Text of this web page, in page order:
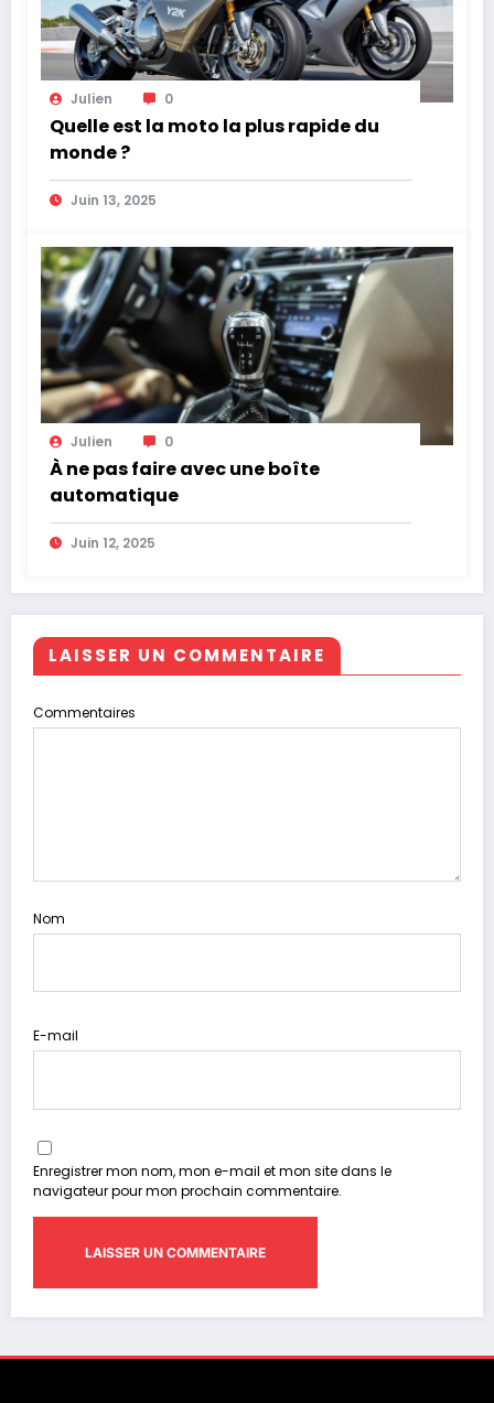
Julien 0
Quelle est la moto la plus rapide du
monde ?
Juin 13, 2025
Julien 0
À ne pas faire avec une boîte
automatique
Juin 12, 2025
LAISSER UN COMMENTAIRE
Commentaires
Nom
E-mail
Enregistrer mon nom, mon e-mail et mon site dans le
navigateur pour mon prochain commentaire.